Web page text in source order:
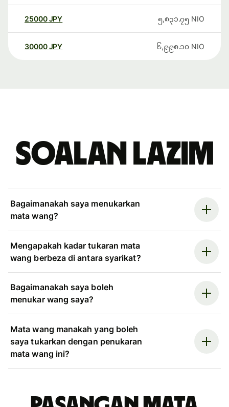
25000 JPY ၅,၈၃၁.၇၅ NIO
30000 JPY ၆,၉၉၈.၁၀ NIO
Soalan Lazim
Bagaimanakah saya menukarkan
mata wang?
Mengapakah kadar tukaran mata
wang berbeza di antara syarikat?
Bagaimanakah saya boleh
menukar wang saya?
Mata wang manakah yang boleh
saya tukarkan dengan penukaran
mata wang ini?